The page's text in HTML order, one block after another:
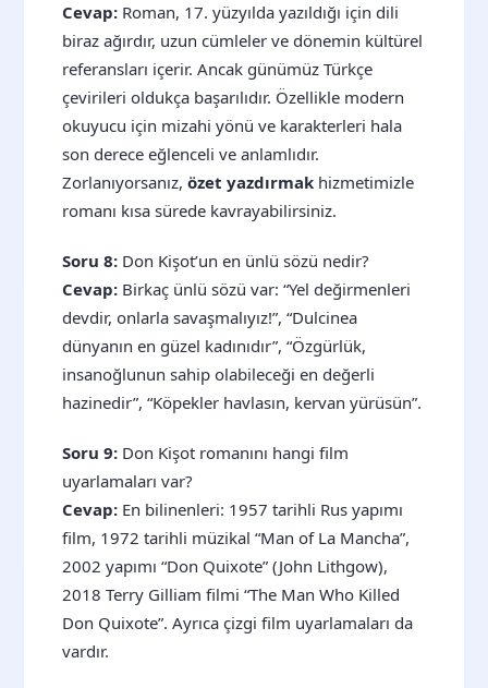
Cevap: Roman, 17. yüzyılda yazıldığı için dili
biraz ağırdır, uzun cümleler ve dönemin kültürel
referansları içerir. Ancak günümüz Türkçe
çevirileri oldukça başarılıdır. Özellikle modern
okuyucu için mizahi yönü ve karakterleri hala
son derece eğlenceli ve anlamlıdır.
Zorlanıyorsanız,özet yazdırmak hizmetimizle
romanı kısa sürede kavrayabilirsiniz.
Soru 8: Don Kişot’un en ünlü sözü nedir?
Cevap: Birkaç ünlü sözü var: “Yel değirmenleri
devdir, onlarla savaşmalıyız!”, “Dulcinea
dünyanın en güzel kadınıdır”, “Özgürlük,
insanoğlunun sahip olabileceği en değerli
hazinedir”, “Köpekler havlasın, kervan yürüsün”.
Soru 9: Don Kişot romanını hangi film
uyarlamaları var?
Cevap: En bilinenleri: 1957 tarihli Rus yapımı
film, 1972 tarihli müzikal “Man of La Mancha”,
2002 yapımı “Don Quixote” (John Lithgow),
2018 Terry Gilliam filmi “The Man Who Killed
Don Quixote”. Ayrıca çizgi film uyarlamaları da
vardır.